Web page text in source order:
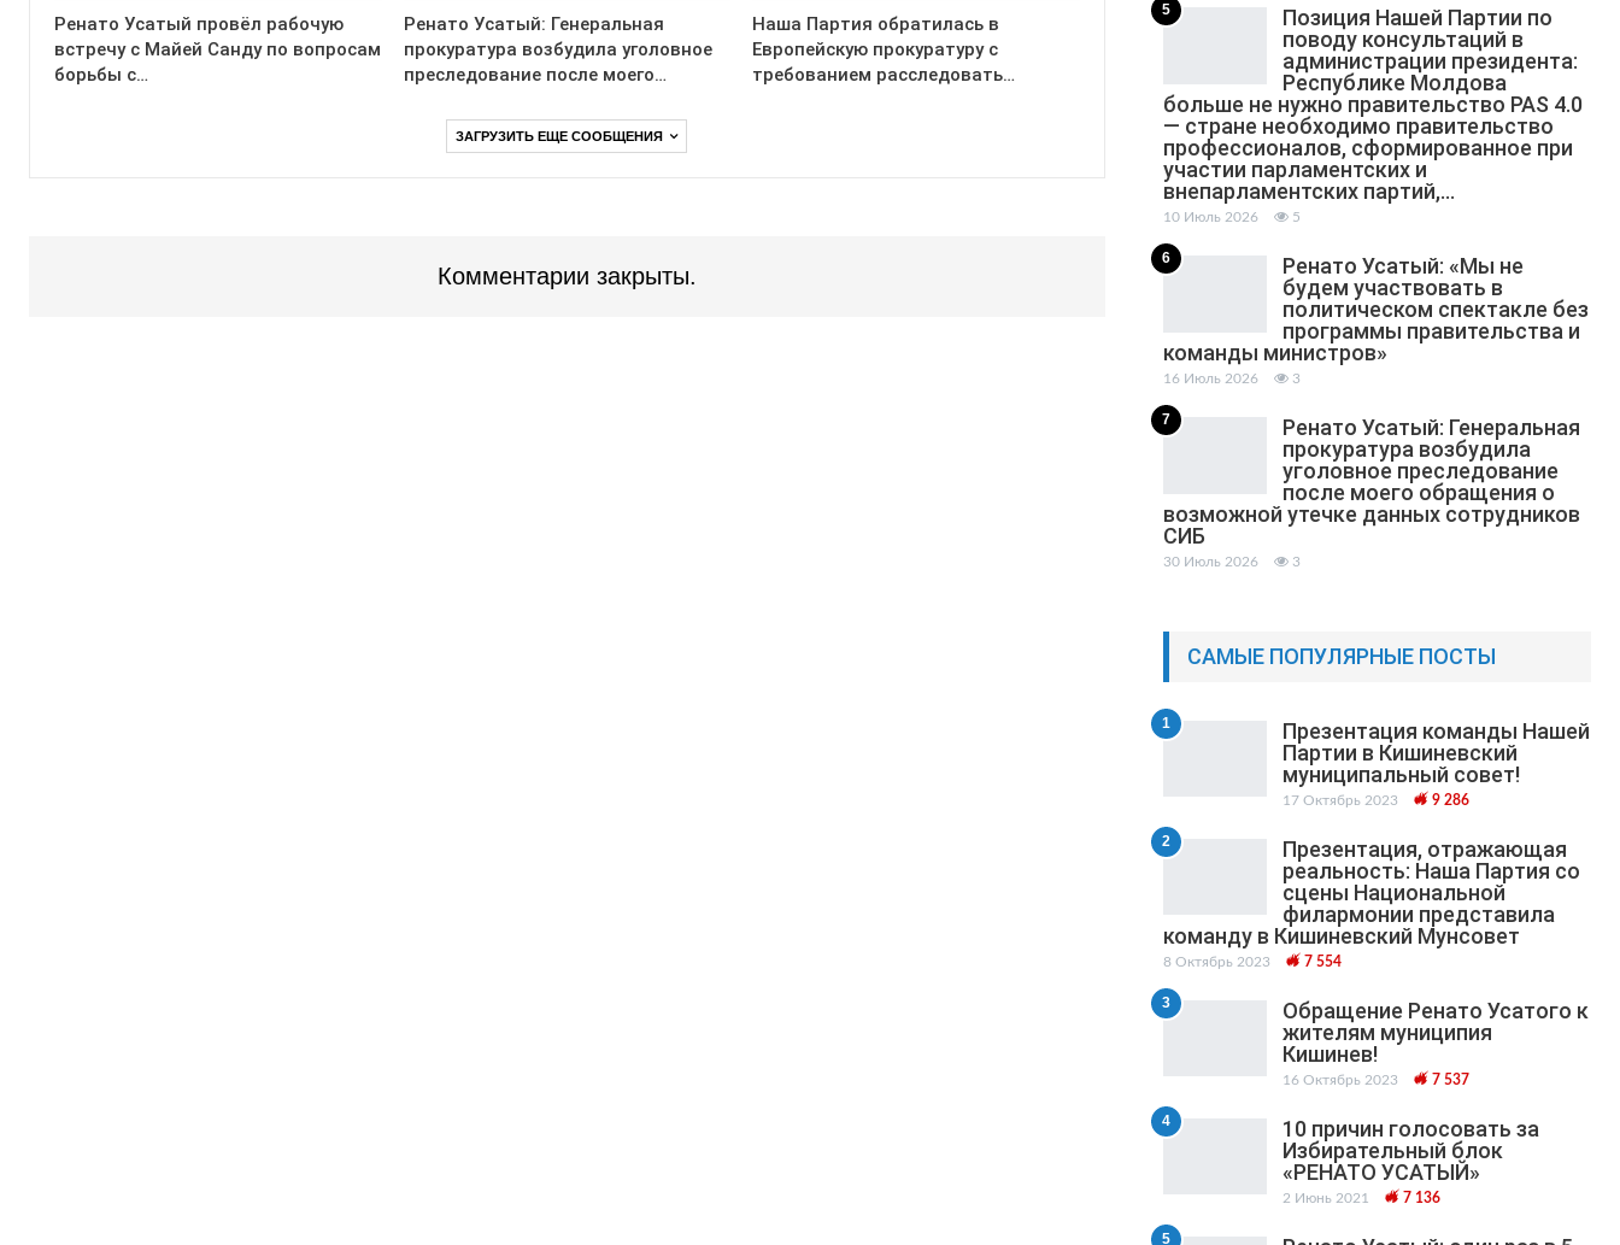
Ренато Усатый провёл рабочую
встречу с Майей Санду по вопросам
борьбы с…
Ренато Усатый: Генеральная
прокуратура возбудила уголовное
преследование после моего…
Наша Партия обратилась в
Европейскую прокуратуру с
требованием расследовать…
ЗАГРУЗИТЬ ЕЩЕ СООБЩЕНИЯ
Комментарии закрыты.
5
Позиция Нашей Партии по
поводу консультаций в
администрации президента:
Республике Молдова
больше не нужно правительство PAS 4.0
— стране необходимо правительство
профессионалов, сформированное при
участии парламентских и
внепарламентских партий,…
10 Июль 2026 5
6
Ренато Усатый: «Мы не
будем участвовать в
политическом спектакле без
программы правительства и
команды министров»
16 Июль 2026 3
7
Ренато Усатый: Генеральная
прокуратура возбудила
уголовное преследование
после моего обращения о
возможной утечке данных сотрудников
СИБ
30 Июль 2026 3
САМЫЕ ПОПУЛЯРНЫЕ ПОСТЫ
1
Презентация команды Нашей
Партии в Кишиневский
муниципальный cовет!
17 Октябрь 2023 9 286
2
Презентация, отражающая
реальность: Наша Партия со
сцены Национальной
филармонии представила
команду в Кишиневский Мунсовет
8 Октябрь 2023 7 554
3
Обращение Ренато Усатого к
жителям муниципия
Кишинев!
16 Октябрь 2023 7 537
4
10 причин голосовать за
Избирательный блок
«РЕНАТО УСАТЫЙ»
2 Июнь 2021 7 136
5